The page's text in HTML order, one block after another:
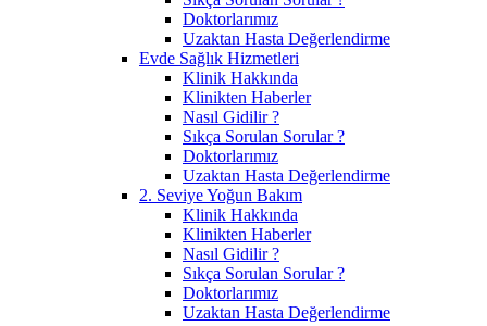
Doktorlarımız
Uzaktan Hasta Değerlendirme
Evde Sağlık Hizmetleri
Klinik Hakkında
Klinikten Haberler
Nasıl Gidilir ?
Sıkça Sorulan Sorular ?
Doktorlarımız
Uzaktan Hasta Değerlendirme
2. Seviye Yoğun Bakım
Klinik Hakkında
Klinikten Haberler
Nasıl Gidilir ?
Sıkça Sorulan Sorular ?
Doktorlarımız
Uzaktan Hasta Değerlendirme